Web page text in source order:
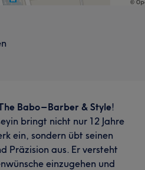
Babo – Barber & Style!
bringt nicht nur 12 Jahre
ein, sondern übt seinen
Präzision aus. Er versteht
einzugehen und